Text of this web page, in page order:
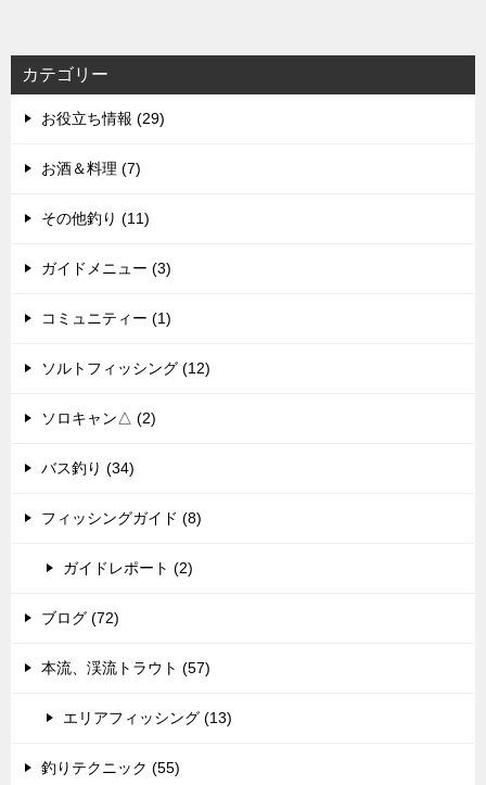
カテゴリー
お役立ち情報 (29)
お酒＆料理 (7)
その他釣り (11)
ガイドメニュー (3)
コミュニティー (1)
ソルトフィッシング (12)
ソロキャン△ (2)
バス釣り (34)
フィッシングガイド (8)
ガイドレポート (2)
ブログ (72)
本流、渓流トラウト (57)
エリアフィッシング (13)
釣りテクニック (55)